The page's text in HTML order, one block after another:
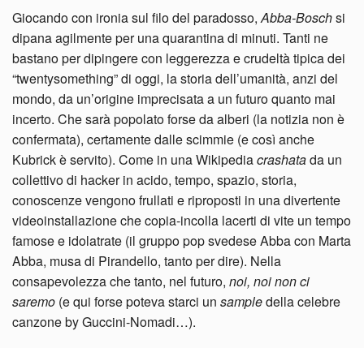
Giocando con ironia sul filo del paradosso,Abba-Boschsi
dipana agilmente per una quarantina di minuti. Tanti ne
bastano per dipingere con leggerezza e crudeltà tipica dei
“twentysomething” di oggi, la storia dell’umanità, anzi del
mondo, da un’origine imprecisata a un futuro quanto mai
incerto. Che sarà popolato forse da alberi (la notizia non è
confermata), certamente dalle scimmie (e così anche
Kubrick è servito). Come in una Wikipediacrashatada un
collettivo di hacker in acido, tempo, spazio, storia,
conoscenze vengono frullati e riproposti in una divertente
videoinstallazione che copia-incolla lacerti di vite un tempo
famose e idolatrate (il gruppo pop svedese Abba con Marta
Abba, musa di Pirandello, tanto per dire). Nella
consapevolezza che tanto, nel futuro, noi, noi non ci
saremo (e qui forse poteva starci un sampledella celebre
canzone by Guccini-Nomadi…).